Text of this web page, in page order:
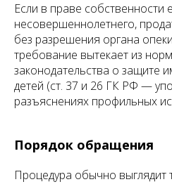
Если в праве собственности
несовершеннолетнего,
без разрешения органа
требование вытекает из
законодательства о защите
детей (ст. 37 и 26 ГК РФ —
разъяснениях профильных
Порядок обращения
Процедура обычно выглядит